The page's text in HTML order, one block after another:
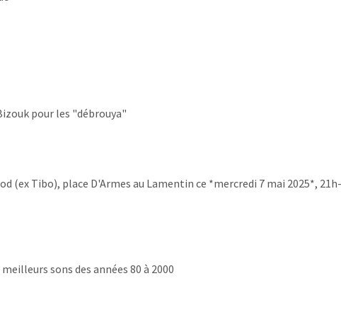
pour les "débrouya"
(ex Tibo), place D'Armes au Lamentin ce *mercredi 7 mai 2025*, 21h-
sons des années 80 à 2000